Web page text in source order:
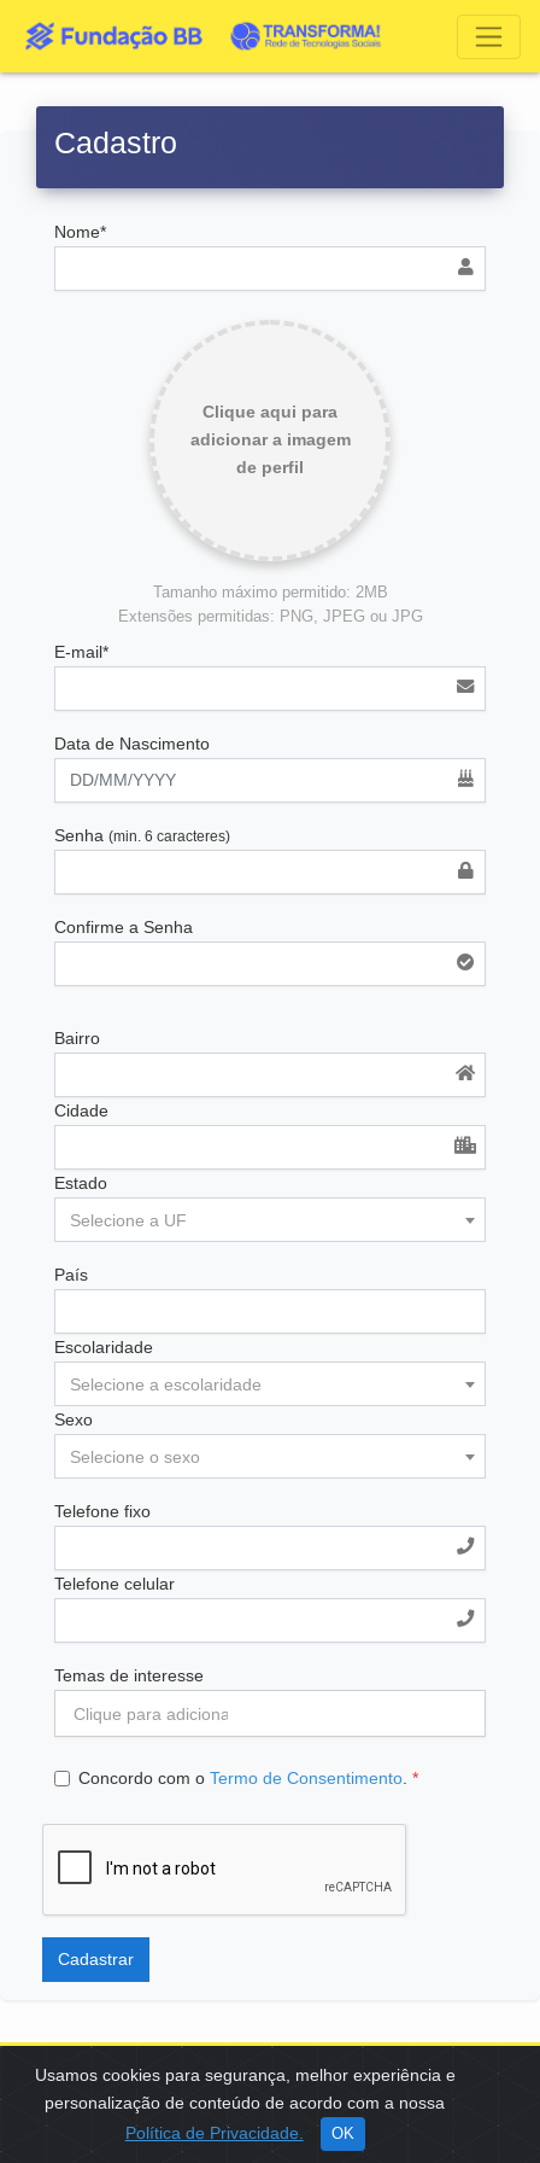
Usamos cookies para segurança, melhor experiência e
personalização de conteúdo de acordo com a nossa
Política de Privacidade.
OK
Cadastro
Nome*
Clique aqui para
adicionar a imagem
de perfil
Tamanho máximo permitido: 2MB
Extensões permitidas: PNG, JPEG ou JPG
E-mail*
Data de Nascimento
Senha (min. 6 caracteres)
Confirme a Senha
Bairro
Cidade
Estado
Selecione a UF
País
Escolaridade
Selecione a escolaridade
Sexo
Selecione o sexo
Telefone fixo
Telefone celular
Temas de interesse
Concordo com o Termo de Consentimento *
Cadastrar
SCES, TRECHO 02, LOTE 22 CEP: 70200-002 | BRASÍLIA (DF) | +55
61 3108-7000 / FBB@FBB.ORG.BR